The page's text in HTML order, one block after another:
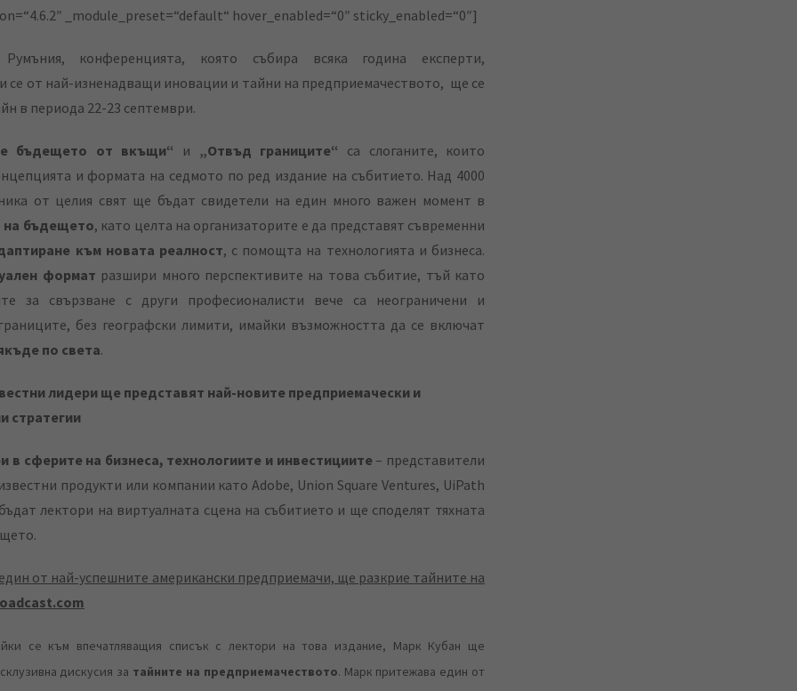
_module_preset=“default“ hover_enabled=“0″ sticky_enabled=“0″]
Румъния, конференцията, която събира всяка година експерти,
се от най-изненадващи иновации и тайни на предприемачеството, ще се
в периода 22-23 септември.
бъдещето от вкъщи“ и „Отвъд границите“ са слоганите, които
и формата на седмото по ред издание на събитието. Над 4000
от целия свят ще бъдат свидетели на един много важен момент в
бъдещето, като целта на организаторите е да представят съвременни
към новата реалност, с помощта на технологията и бизнеса.
формат разшири много перспективите на това събитие, тъй като
за свързване с други професионалисти вече са неограничени и
без географски лимити, имайки възможността да се включат
по света.
лидери ще представят най-новите предприемачески и
стратегии
в сферите на бизнеса, технологиите и инвестициите – представители
продукти или компании като Adobe, Union Square Ventures, UiPath
лектори на виртуалната сцена на събитието и ще споделят тяхната
един от най-успешните американски предприемачи, ще разкрие тайните на
се към впечатляващия списък с лектори на това издание, Марк Кубан ще
дискусия за тайните на предприемачеството. Марк притежава един от